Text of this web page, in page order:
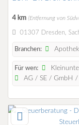
4 km (Entfernung von
01307 Dresden,
Branchen:
Für wen:
AG / SE / GmbH